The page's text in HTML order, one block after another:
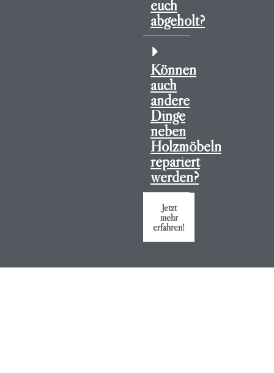
euch
abgeholt?
Können
auch
andere
Dinge
neben
Holzmöbeln
repariert
werden?
Jetzt
mehr
erfahren!